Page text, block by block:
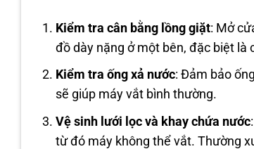
Kiểm tra cân bằng lồng giặt: Mở
đồ dày nặng ở một bên, đặc biệt là
Kiểm tra ống xả nước: Đảm bảo
sẽ giúp máy vắt bình thường.
Vệ sinh lưới lọc và khay chứa nước
từ đó máy không thể vắt. Thường